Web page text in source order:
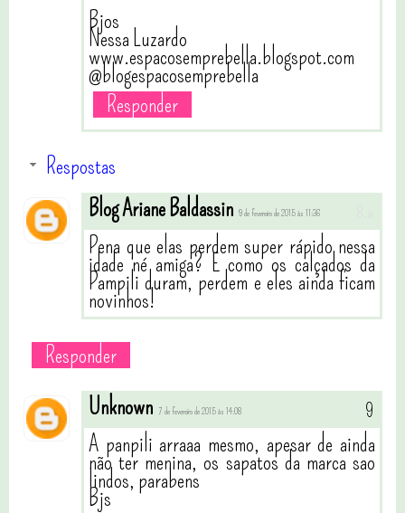
Bjos
Nessa Luzardo
www.espacosemprebella.blogspot.com
@blogespacosemprebella
Responder
Respostas
Blog Ariane Baldassin 9 de fevereiro de 2015 às 11:36
Pena que elas perdem super rápido nessa
idade né amiga? E como os calçados da
Pampili duram, perdem e eles ainda ficam
novinhos!
Responder
Unknown 7 de fevereiro de 2015 às 14:08
A panpili arraaa mesmo, apesar de ainda
não ter menina, os sapatos da marca sao
lindos, parabens
Bjs